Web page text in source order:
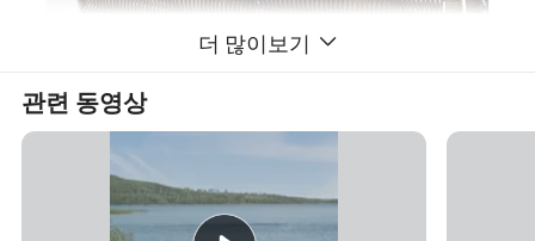
더 많이보기
관련 동영상